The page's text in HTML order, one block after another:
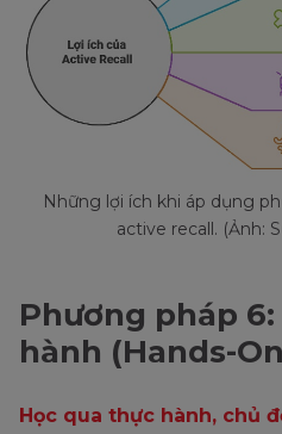
Những lợi ích khi áp dụng
active recall. (Ảnh:
Phương pháp
hành (Hands-
Học qua thực hành, chủ